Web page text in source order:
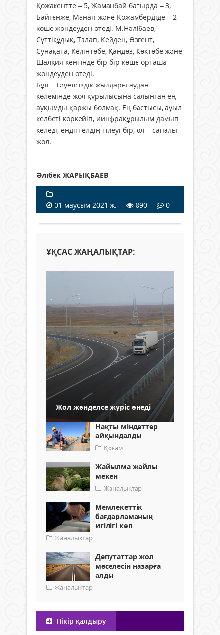
Қожакентте – 5, Жаманбай батырда – 3,
Байгенже, Манап және Қожамбердіде – 2
көше жөндеуден өтеді. М.Нәлібаев,
Сүттіқұдық, Талап, Кейден, Өзгент,
Сунақата, Келінтөбе, Қандөз, Көктөбе және
Шалқия кентінде бір-бір көше орташа
жөндеуден өтеді.
Бұл – Тәуелсіздік жылдары аудан
көлемінде жол құрылысына салынған ең
ауқымды қаржы болмақ. Ең бастысы, ауыл
келбеті көркейіп, иинфрақұрылым дамып
келеді, ендігі елдің тілеуі бір, ол – сапалы
жол.
Әлібек ЖАРЫҚБАЕВ
---
01 маусым 2021 ж.
890 0
ҰҚСАС ЖАҢАЛЫҚТАР:
Жол жөнделсе жүріс өнеді
Нақты міндеттер
айқындалды
Қоғам
Жайылма жайлы
мекен
Жаңалықтар
Мемлекеттік
бағдарламаның
игілігі көп
Жаңалықтар
Депутаттар жол
мәселесін назарға
алды
Жаңалықтар
Пікір қалдыру